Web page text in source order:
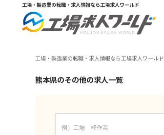
工場・製造業の転職・求人情報なら工場求人ワールド
工場・製造業の転職・求人情報なら工場求人ワールド
熊本県のその他の求人一覧